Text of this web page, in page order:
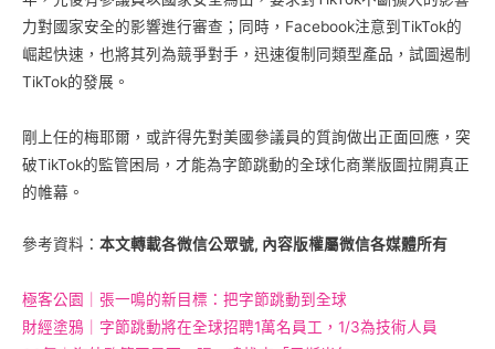
⼒對國家安全的影響進⾏審查；同時，Facebook注意到TikTok的
崛起快速，也將其列為競爭對手，迅速復制同類型產品，試圖遏制
TikTok的發展。
剛上任的梅耶爾，或許得先對美國參議員的質詢做出正面回應，突
破TikTok的監管困局，才能為字節跳動的全球化商業版圖拉開真正
的帷幕。
參考資料： 本文轉載各微信公眾號, 內容版權屬微信各媒體所有
極客公園｜張一鳴的新目標：把字節跳動到全球
財經塗鴉｜字節跳動將在全球招聘1萬名員工，1/3為技術人員